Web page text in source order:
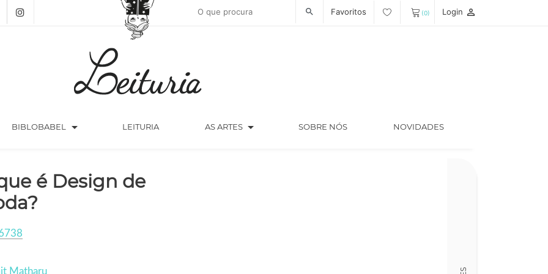
search Favoritos (0) Login person_outline
BIBLOBABEL arrow_drop_down LEITURIA AS ARTES arrow_drop_down SOBRE NÓS NOVIDADES
é Design de
Matharu